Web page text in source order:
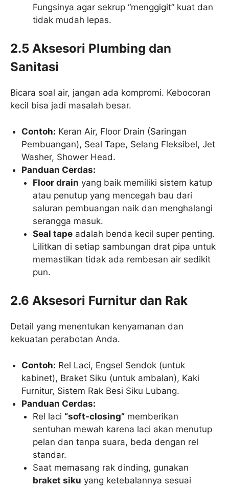
Fungsinya agar sekrup “menggigit” kuat dan
tidak mudah lepas.
2.5 Aksesori Plumbing dan
Sanitasi
Bicara soal air, jangan ada kompromi. Kebocoran
kecil bisa jadi masalah besar.
Contoh: Keran Air, Floor Drain (Saringan
Pembuangan), Seal Tape, Selang Fleksibel, Jet
Washer, Shower Head.
Panduan Cerdas:
Floor drain yang baik memiliki sistem katup
atau penutup yang mencegah bau dari
saluran pembuangan naik dan menghalangi
serangga masuk.
Seal tape adalah benda kecil super penting.
Lilitkan di setiap sambungan drat pipa untuk
memastikan tidak ada rembesan air sedikit
pun.
2.6 Aksesori Furnitur dan Rak
Detail yang menentukan kenyamanan dan
kekuatan perabotan Anda.
Contoh: Rel Laci, Engsel Sendok (untuk
kabinet), Braket Siku (untuk ambalan), Kaki
Furnitur, Sistem Rak Besi Siku Lubang.
Panduan Cerdas:
Rel laci “soft-closing” memberikan
sentuhan mewah karena laci akan menutup
pelan dan tanpa suara, beda dengan rel
standar.
Saat memasang rak dinding, gunakan
braket siku yang ketebalannya sesuai